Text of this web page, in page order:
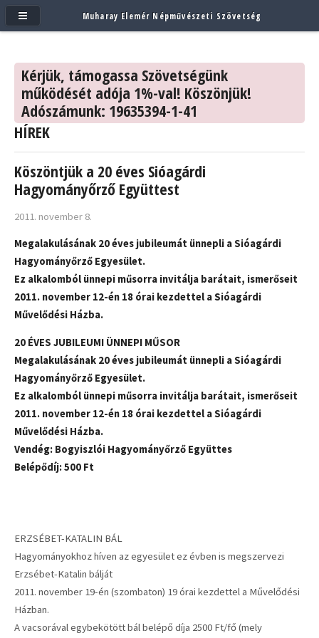
Kérjük, támogassa Szövetségünk
működését adója 1%-val! Köszönjük!
Adószámunk: 19635394-1-41
HÍREK
Köszöntjük a 20 éves Sióagárdi
Hagyományőrző Együttest
2011. november 8.
Megalakulásának 20 éves jubileumát ünnepli a Sióagárdi
Hagyományőrző Egyesület.
Ez alkalomból ünnepi műsorra invitálja barátait, ismerőseit
2011. november 12-én 18 órai kezdettel a Sióagárdi
Művelődési Házba.
20 ÉVES JUBILEUMI ÜNNEPI MŰSOR
Megalakulásának 20 éves jubileumát ünnepli a Sióagárdi
Hagyományőrző Egyesület.
Ez alkalomból ünnepi műsorra invitálja barátait, ismerőseit
2011. november 12-én 18 órai kezdettel a Sióagárdi
Művelődési Házba.
Vendég: Bogyiszlói Hagyományőrző Együttes
Belépődíj: 500 Ft
ERZSÉBET-KATALIN BÁL
Hagyományokhoz híven az egyesület ez évben is megszervezi
Erzsébet-Katalin bálját
2011. november 19-én (szombaton) 19 órai kezdettel a Művelődési
Házban.
A vacsorával egybekötött bál belépő díja 2500 Ft/fő (mely
Muharay Elemér Népművészeti Szövetség